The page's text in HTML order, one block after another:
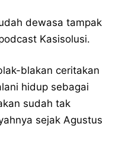
dewasa tampak
Kasisolusi.
blakan ceritakan
hidup sebagai
sudah tak
sejak Agustus